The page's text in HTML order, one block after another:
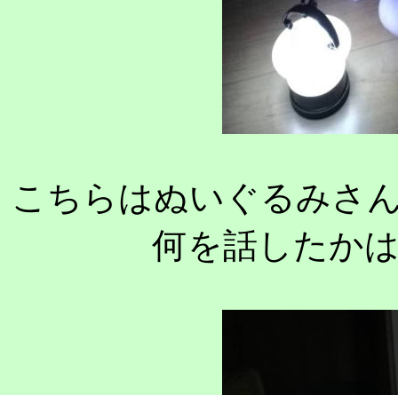
こちらはぬいぐるみさ
何を話したか